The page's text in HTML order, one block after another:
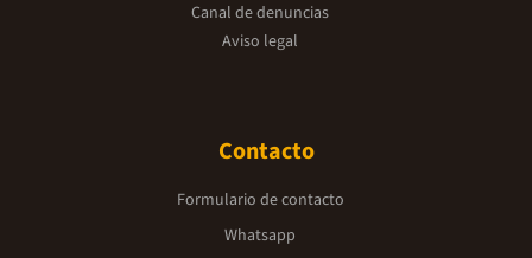
Canal de denuncias
Aviso legal
Contacto
Formulario de contacto
Whatsapp